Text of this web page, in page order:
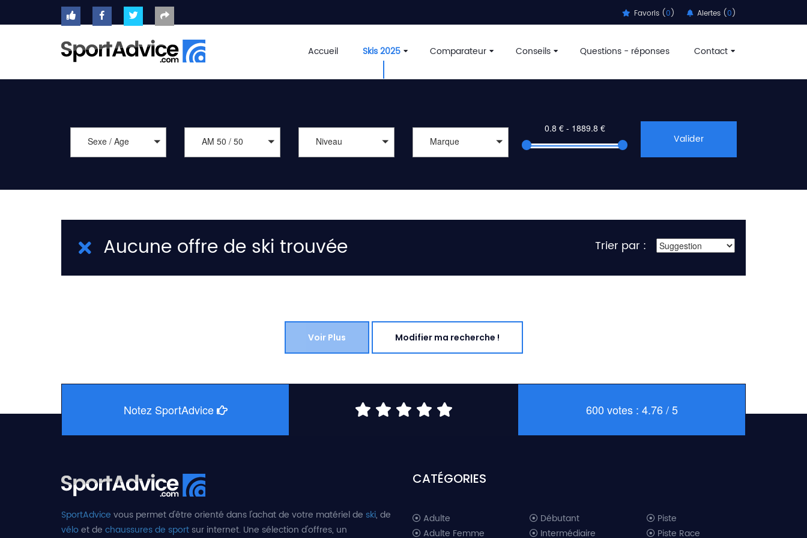
Favoris (0) Alertes (0)
Accueil Skis 2025 Comparateur Conseils Questions - réponses Contact
ACCUEIL
2020
-
Sexe / Age AM 50 / 50 Niveau Marque Valider
Aucune offre de ski trouvée Trier par :
Voir Plus Modifier ma recherche !
Notez SportAdvice 600 votes : 4.76 / 5
SportAdvice vous permet d'être orienté dans l'achat de votre matériel de ski, de
véloet de chaussures de sportsur internet. Une sélection d'offres, un
CATÉGORIES
Adulte
Adulte Femme
Débutant
Intermédiaire
Piste
Piste Race